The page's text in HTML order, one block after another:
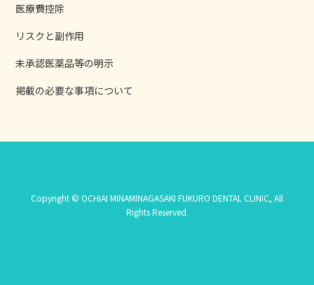
医療費控除
リスクと副作用
未承認医薬品等の明示
掲載の必要な事項について
Copyright © OCHIAI MINAMINAGASAKI FUKURO DENTAL CLINIC, All
Rights Reserved.